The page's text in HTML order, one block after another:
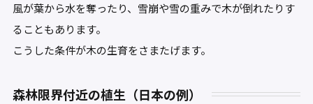
風が葉から水を奪ったり、雪崩や雪の重みで木が倒れたりす
ることもあります。
こうした条件が木の生育をさまたげます。
森林限界付近の植生（日本の例）